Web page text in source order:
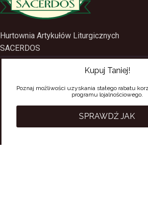
Hurtownia Artykułów Liturgicznych
SACERDOS
ul. Mostowa 1
(24) 2688897
501-384-314
Kupuj Taniej!
Poznaj możliwości uzyskania stałego rabatu
programu lojalnościowego.
SPRAWDŹ JAK